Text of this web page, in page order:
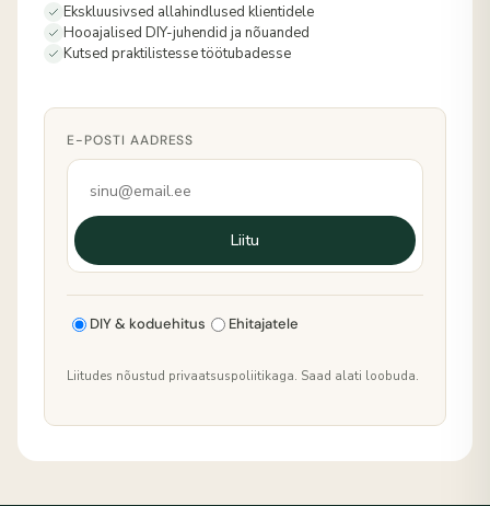
Ekskluusivsed allahindlused klientidele
Hooajalised DIY-juhendid ja nõuanded
Kutsed praktilistesse töötubadesse
E-POSTI AADRESS
Liitu
DIY & koduehitus Ehitajatele
Liitudes nõustud privaatsuspoliitikaga. Saad alati loobuda.